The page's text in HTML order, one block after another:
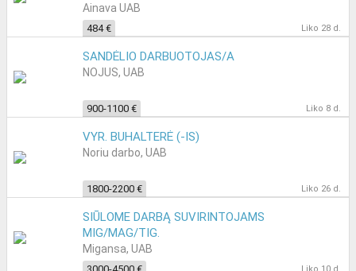
Ainava UAB
484 € Liko 28 d.
SANDĖLIO DARBUOTOJAS/A
NOJUS, UAB
900-1100 € Liko 8 d.
VYR. BUHALTERĖ (-IS)
Noriu darbo, UAB
1800-2200 € Liko 26 d.
SIŪLOME DARBĄ SUVIRINTOJAMS
MIG/MAG/TIG.
Migansa, UAB